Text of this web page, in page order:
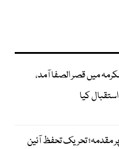
میں قصر الصفا آمد،
کیا
مقدمہ؛ تحریک تحفظ آئین